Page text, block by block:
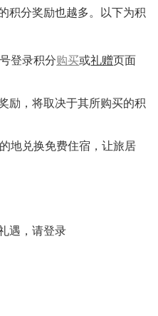
积分奖励也越多。以下为积
登录积分购买或礼赠页面
励，将取决于其所购买的积
地兑换免费住宿，让旅居
遇，请登录